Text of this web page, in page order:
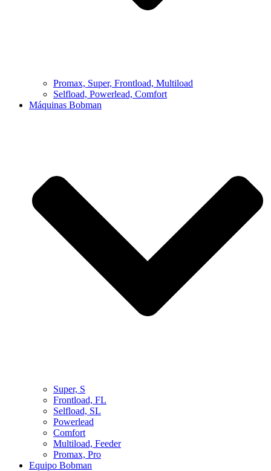
Promax, Super, Frontload, Multiload
Selfload, Powerlead, Comfort
Máquinas Bobman
Super, S
Frontload, FL
Selfload, SL
Powerlead
Comfort
Multiload, Feeder
Promax, Pro
Equipo Bobman